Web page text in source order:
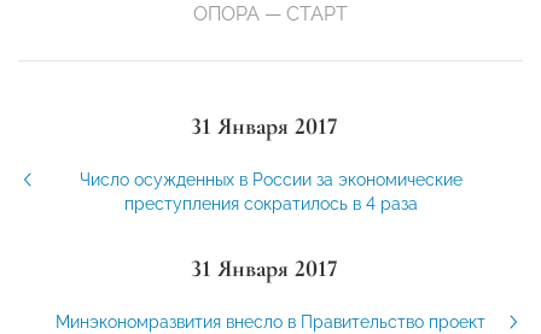
ОПОРА — СТАРТ
31 Января 2017
Число осужденных в России за экономические
преступления сократилось в 4 раза
31 Января 2017
Минэкономразвития внесло в Правительство проект